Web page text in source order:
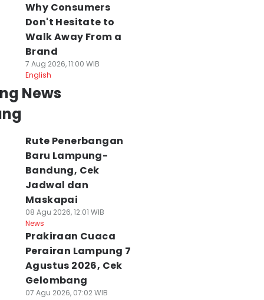
Why Consumers
Don't Hesitate to
Walk Away From a
Brand
7 Aug 2026, 11:00 WIB
English
News
Rute Penerbangan
Baru Lampung-
Bandung, Cek
Jadwal dan
Maskapai
08 Agu 2026, 12:01 WIB
News
Prakiraan Cuaca
Perairan Lampung 7
Agustus 2026, Cek
Gelombang
07 Agu 2026, 07:02 WIB